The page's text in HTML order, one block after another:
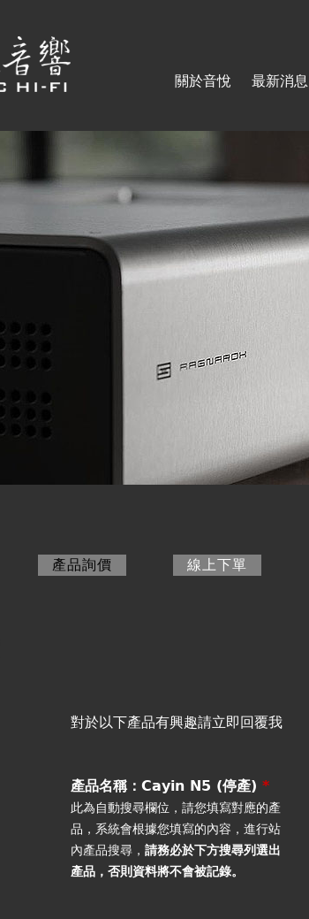
關於音悅 最新消息
產品詢價 (作用中頁籤)線上下單
對於以下產品有興趣請立即回覆我
產品名稱：Cayin N5 (停產)*
此為自動搜尋欄位，請您填寫對應的產
品，系統會根據您填寫的內容，進行站
內產品搜尋，請務必於下方搜尋列選出
產品 ，否則資料將不會被記錄。